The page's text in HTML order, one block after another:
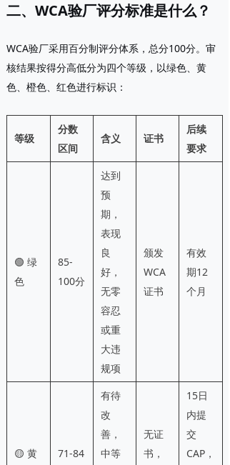
二、WCA验厂评分标准是什么？
WCA验厂采用百分制评分体系 ，总分100分。审
核结果按得分高低分为四个等级，以绿色、黄
色、橙色、红色进行标识：
等级
分数
区间
含义 证书
后续
要求
🟢 绿
色
85-
100分
达到
预
期，
表现
良
好，
无零
容忍
或重
大违
规项
颁发
WCA
证书
有效
期12
个月
🟡 黄
71-84
有待
改
善，
中等
无证
书，
15日
内提
交
CAP，